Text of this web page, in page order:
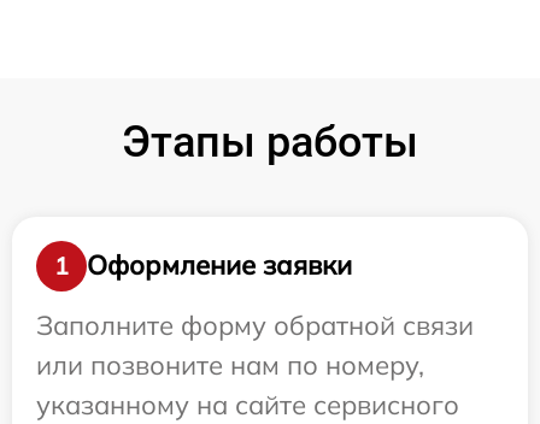
Этапы работы
1
Оформление заявки
Заполните форму обратной связи
или позвоните нам по номеру,
указанному на сайте сервисного